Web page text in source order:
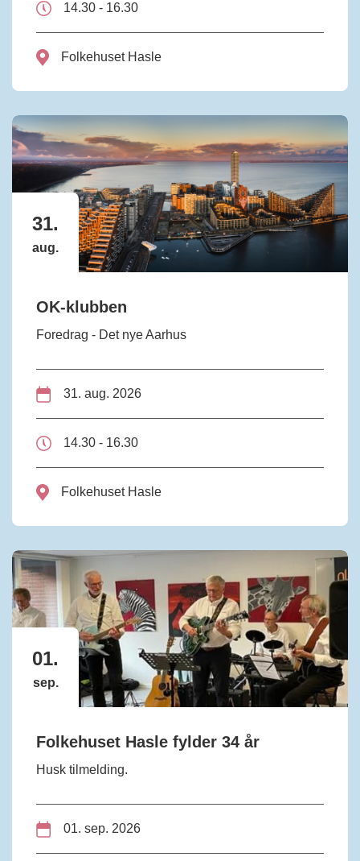
14.30 - 16.30
Folkehuset Hasle
31.
aug.
OK-klubben
Foredrag - Det nye Aarhus
31. aug. 2026
14.30 - 16.30
Folkehuset Hasle
01.
sep.
Folkehuset Hasle fylder 34 år
Husk tilmelding.
01. sep. 2026